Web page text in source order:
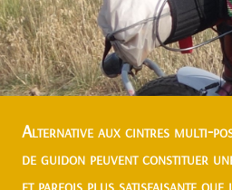
Alternative aux cintres multi-
de guidon peuvent constituer
et parfois plus satisfaisante